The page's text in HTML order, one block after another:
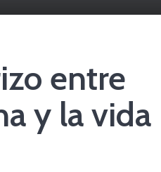
entre
y la vida